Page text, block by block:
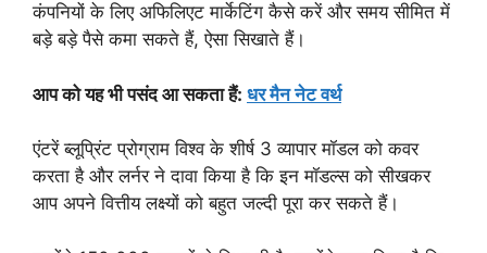
कंपनियों के लिए अफिलिएट मार्केटिंग कैसे करें और समय सीमित में
बड़े बड़े पैसे कमा सकते हैं, ऐसा सिखाते हैं।
आप को यह भी पसंद आ सकता हैं: धर मैन नेट वर्थ
एंटरें ब्लूप्रिंट प्रोग्राम विश्व के शीर्ष 3 व्यापार मॉडल को कवर
करता है और लर्नर ने दावा किया है कि इन मॉडल्स को सीखकर
आप अपने वित्तीय लक्ष्यों को बहुत जल्दी पूरा कर सकते हैं।